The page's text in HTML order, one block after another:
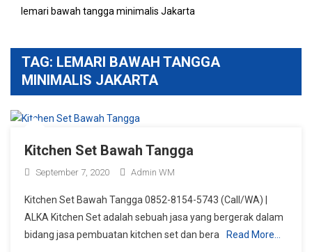
lemari bawah tangga minimalis Jakarta
TAG: LEMARI BAWAH TANGGA
MINIMALIS JAKARTA
Kitchen Set Bawah Tangga
September 7, 2020 Admin WM
Kitchen Set Bawah Tangga 0852-8154-5743 (Call/WA) |
ALKA Kitchen Set adalah sebuah jasa yang bergerak dalam
bidang jasa pembuatan kitchen set dan bera
Read More…